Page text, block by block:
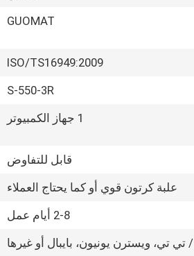
GUOMAT
ISO/TS16949:2009
S-550-3R
1 جهاز الكمبيوتر
قابل للتفاوض
علبة كرتون قوي أو كما يحتاج العملاء
2-8 أيام عمل
/ تي تي، ويسترن يونيون، بايبال أو غيرها